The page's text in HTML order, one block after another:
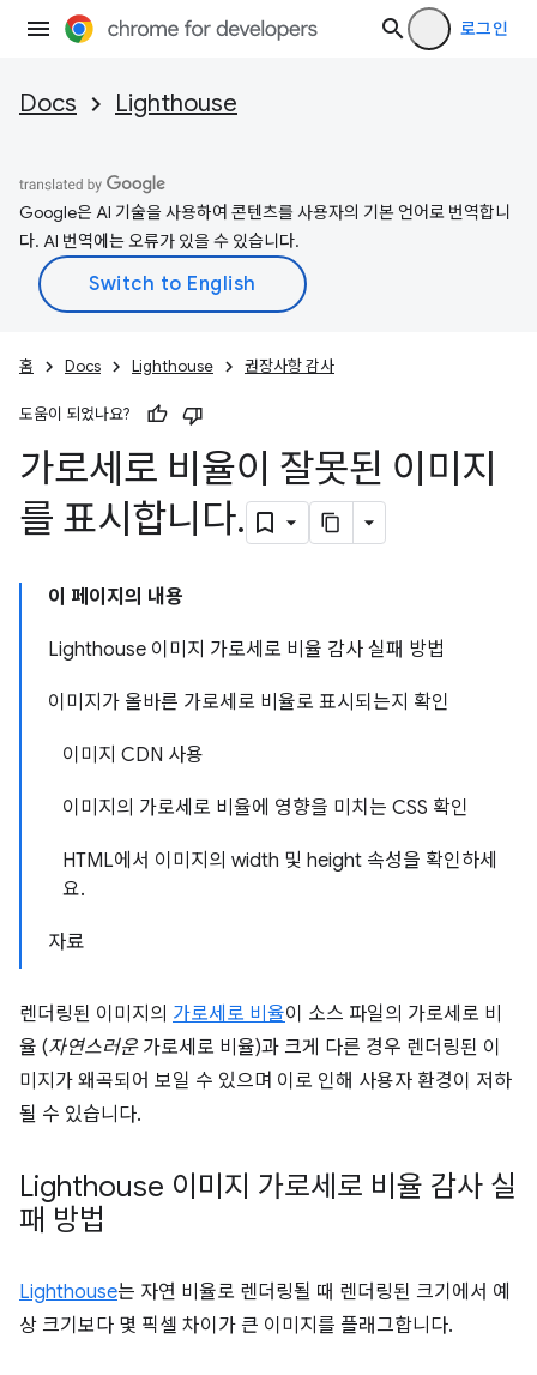
로그인
Docs Lighthouse
Google은 AI 기술을 사용하여 콘텐츠를 사용자의 기본 언어로 번역합니
다. AI 번역에는 오류가 있을 수 있습니다.
홈 Docs Lighthouse 권장사항 감사
도움이 되었나요?
가로세로 비율이 잘못된 이미지
를 표시합니다.
이 페이지의 내용
Lighthouse 이미지 가로세로 비율 감사 실패 방법
이미지가 올바른 가로세로 비율로 표시되는지 확인
이미지 CDN 사용
이미지의 가로세로 비율에 영향을 미치는 CSS 확인
HTML에서 이미지의 width 및 height 속성을 확인하세
요.
자료
렌더링된 이미지의 가로세로 비율이 소스 파일의 가로세로 비
율 (자연스러운가로세로 비율)과 크게 다른 경우 렌더링된 이
미지가 왜곡되어 보일 수 있으며 이로 인해 사용자 환경이 저하
될 수 있습니다.
Lighthouse 이미지 가로세로 비율 감사 실
패 방법
Lighthouse는 자연 비율로 렌더링될 때 렌더링된 크기에서 예
상 크기보다 몇 픽셀 차이가 큰 이미지를 플래그합니다.